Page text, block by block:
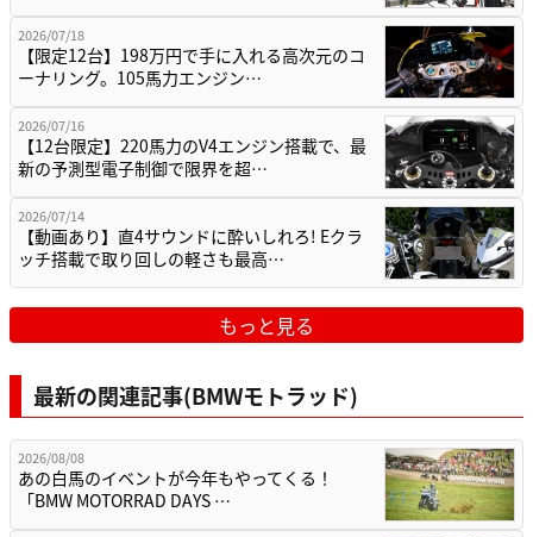
2026/07/18
【限定12台】198万円で手に入れる高次元のコ
ーナリング。105馬力エンジン…
2026/07/16
【12台限定】220馬力のV4エンジン搭載で、最
新の予測型電子制御で限界を超…
2026/07/14
【動画あり】直4サウンドに酔いしれろ! Eクラ
ッチ搭載で取り回しの軽さも最高…
もっと見る
最新の関連記事(BMWモトラッド)
2026/08/08
あの白馬のイベントが今年もやってくる！
「BMW MOTORRAD DAYS …